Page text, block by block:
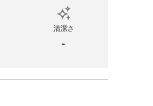
清潔さ
-